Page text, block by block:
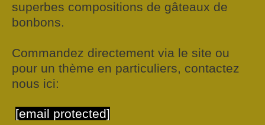
superbes compositions de gâteaux de
bonbons.
Commandez directement via le site ou
pour un thème en particuliers, contactez
nous ici:
[email protected]